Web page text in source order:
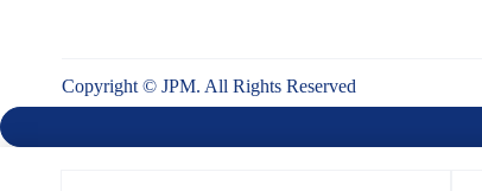
Copyright © JPM. All Rights Reserved